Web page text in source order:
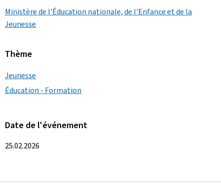
Ministère de l'Éducation nationale, de l'Enfance et de la
Jeunesse
Thème
Jeunesse
Éducation - Formation
Date de l'événement
25.02.2026